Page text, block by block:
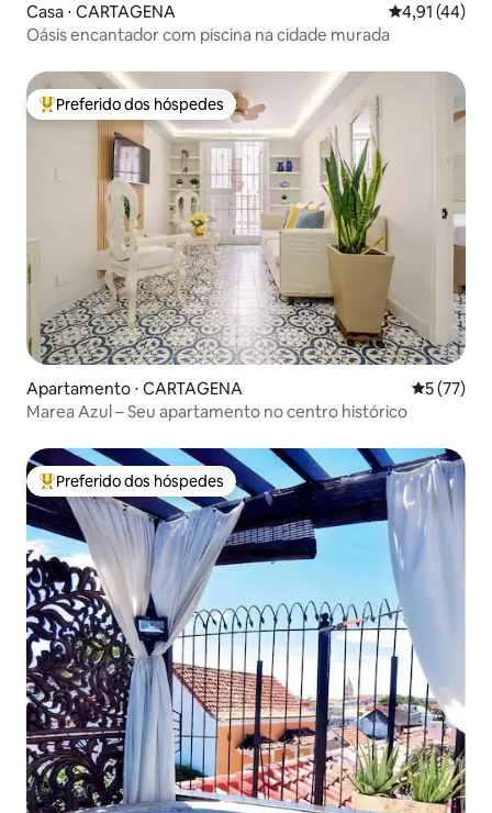
Casa ⋅ CARTAGENA 4,91 de uma
4,91 (44)
Oásis encantador com piscina na cidade murada
Entre os melhores preferidos dos hóspedes
Preferido dos hóspedes
Apartamento ⋅ CARTAGENA 5 de uma
5 (77)
Marea Azul – Seu apartamento no centro histórico
Entre os melhores preferidos dos hóspedes
Preferido dos hóspedes